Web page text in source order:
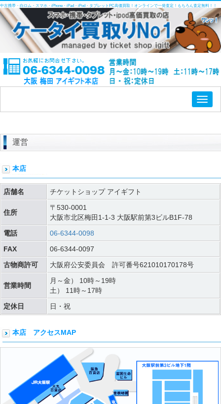
中古携帯・白ロム・スマホ・iPhone・iPad・iPod・タブレットPC高価買取！オンラインで一発査定！もちろん査定無料！！
運営
本店
店舗名 チケットショップ アイギフト
住所
〒530-0001
大阪市北区梅田1-1-3 大阪駅前第3ビルB1F-78
電話
06-6344-0098
FAX
06-6344-0097
古物商許可
大阪府公安委員会 許可番号621010170178号
営業時間
月～金） 10時～19時
土） 11時～17時
定休日
日・祝
本店 アクセスMAP